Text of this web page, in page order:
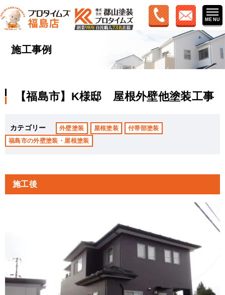
施工事例
【福島市】K様邸 屋根外壁他塗装工事
カテゴリー 外壁塗装 屋根塗装
付帯部塗装
福島市の外壁塗装・屋根塗装
施工後